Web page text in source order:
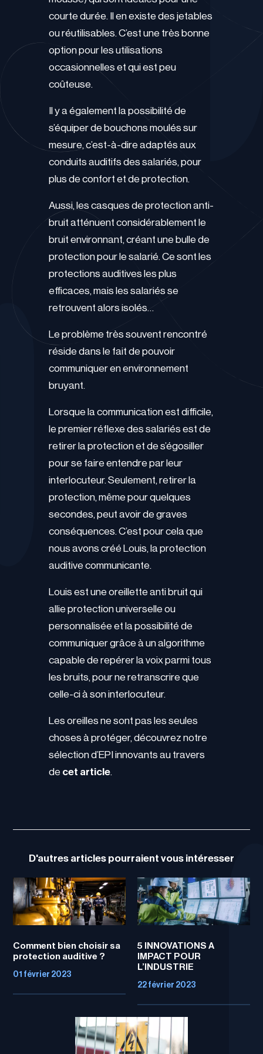
courte durée. Il en existe des jetables
ou réutilisables. C’est une très bonne
option pour les utilisations
occasionnelles et qui est peu
coûteuse.
Il y a également la possibilité de
s’équiper de bouchons moulés sur
mesure, c’est-à-dire adaptés aux
conduits auditifs des salariés, pour
plus de confort et de protection.
Aussi, les casques de protection anti-
bruit atténuent considérablement le
bruit environnant, créant une bulle de
protection pour le salarié. Ce sont les
protections auditives les plus
efficaces, mais les salariés se
retrouvent alors isolés…
Le problème très souvent rencontré
réside dans le fait de pouvoir
communiquer en environnement
bruyant.
Lorsque la communication est difficile,
le premier réflexe des salariés est de
retirer la protection et de s’égosiller
pour se faire entendre par leur
interlocuteur. Seulement, retirer la
protection, même pour quelques
secondes, peut avoir de graves
conséquences. C’est pour cela que
nous avons créé Louis, la protection
auditive communicante.
Louis est une oreillette anti bruit qui
allie protection universelle ou
personnalisée et la possibilité de
communiquer grâce à un algorithme
capable de repérer la voix parmi tous
les bruits, pour ne retranscrire que
celle-ci à son interlocuteur.
Les oreilles ne sont pas les seules
choses à protéger, découvrez notre
sélection d’EPI innovants au travers
de cet article.
D'autres articles pourraient vous intéresser
Comment bien choisir sa
protection auditive ?
01 février 2023
5 INNOVATIONS A
IMPACT POUR
L’INDUSTRIE
22 février 2023